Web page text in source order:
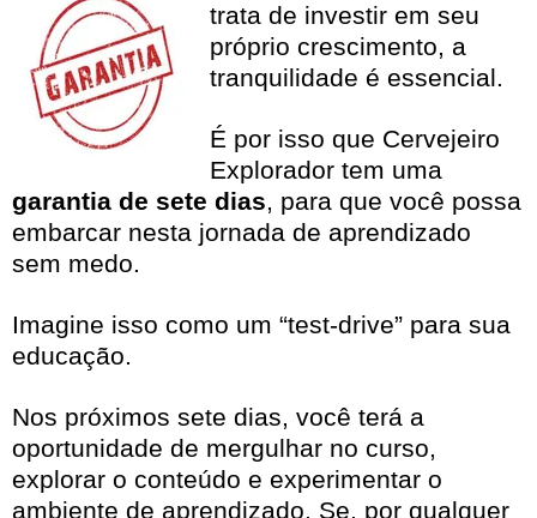
trata de investir em seu
próprio crescimento, a
tranquilidade é essencial.
É por isso que Cervejeiro
Explorador tem uma
garantia de sete dias, para que você possa
embarcar nesta jornada de aprendizado
sem medo.
Imagine isso como um “test-drive” para sua
educação.
Nos próximos sete dias, você terá a
oportunidade de mergulhar no curso,
explorar o conteúdo e experimentar o
ambiente de aprendizado. Se, por qualquer